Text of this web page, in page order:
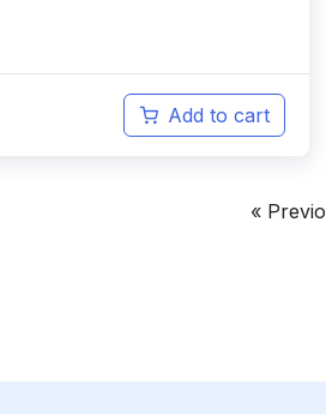
Add to cart
«